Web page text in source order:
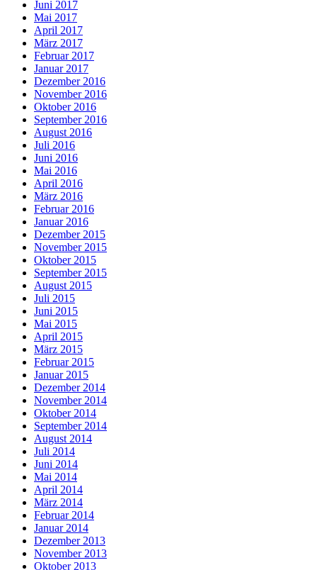
Juni 2017
Mai 2017
April 2017
März 2017
Februar 2017
Januar 2017
Dezember 2016
November 2016
Oktober 2016
September 2016
August 2016
Juli 2016
Juni 2016
Mai 2016
April 2016
März 2016
Februar 2016
Januar 2016
Dezember 2015
November 2015
Oktober 2015
September 2015
August 2015
Juli 2015
Juni 2015
Mai 2015
April 2015
März 2015
Februar 2015
Januar 2015
Dezember 2014
November 2014
Oktober 2014
September 2014
August 2014
Juli 2014
Juni 2014
Mai 2014
April 2014
März 2014
Februar 2014
Januar 2014
Dezember 2013
November 2013
Oktober 2013